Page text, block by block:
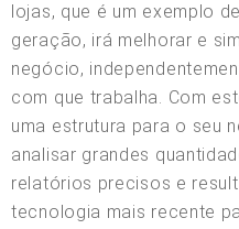
lojas, que é um exemplo
geração, irá melhorar e
negócio,
com que trabalha. Com
uma estrutura para o seu
analisar grandes
relatórios precisos e
tecnologia mais recente